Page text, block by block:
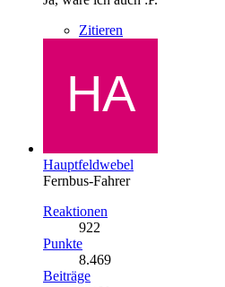
Zitieren
Hauptfeldwebel
Fernbus-Fahrer
Reaktionen
922
Punkte
8.469
Beiträge